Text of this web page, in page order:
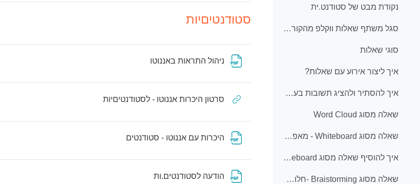
נקודת מבט של סטודנט.ית
סגל משתף שאלות ווקלפ מהקורסים שלו - ניתן להתנסות במענה על השאלות מנקודת מבט של סטודנט.ית
סוגי שאלות
איך ליצור אירוע עם שאלות?
איך להסתיר ולהציג תשובות בעת הפעלת הפעילות בכיתה?
שאלה מסוג Word Cloud
שאלה מסוג Whiteboard - מאפשר הוספת פתקיות (חלופה ל Padlet)
איך להוסיף שאלה מסוג Collaborative Whiteboard
שאלה מסוג Braistorming -חלופה ל Padlet
סטודנטיםיות
ניהול התראות באננוטו
סרטון היכרות אננוטו - לסטודנטיםיותקישור לאתר אינטרנט
היכרות עם אננוטו - סטודנטים
הודעה לסטודנטים.ות